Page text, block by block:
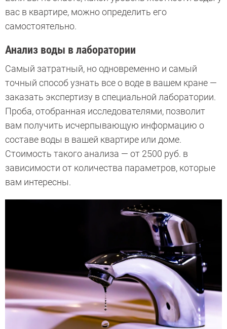
вас в квартире, можно определить его
самостоятельно.
Анализ воды в лаборатории
Самый затратный, но одновременно и самый
точный способ узнать все о воде в вашем кране —
заказать экспертизу в специальной лаборатории.
Проба, отобранная исследователями, позволит
вам получить исчерпывающую информацию о
составе воды в вашей квартире или доме.
Стоимость такого анализа — от 2500 руб. в
зависимости от количества параметров, которые
вам интересны.